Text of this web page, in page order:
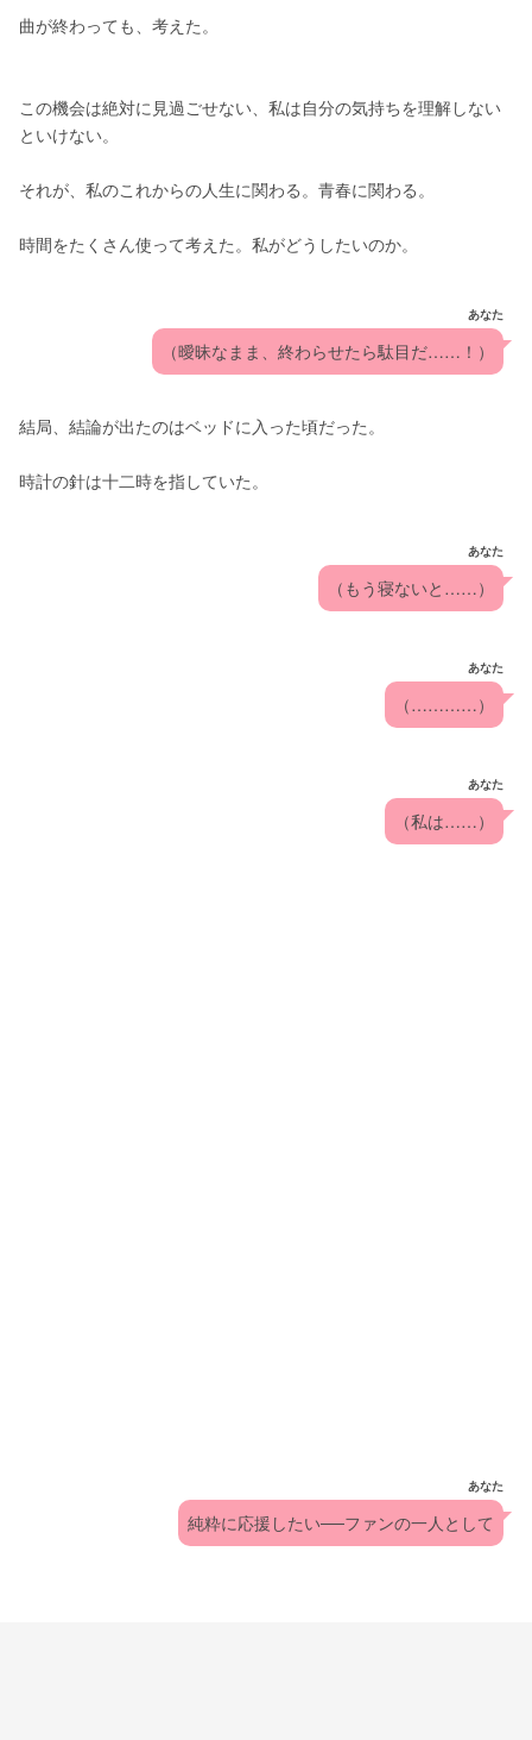
曲が終わっても、考えた。
この機会は絶対に見過ごせない、私は自分の気持ちを理解しない
といけない。
それが、私のこれからの人生に関わる。青春に関わる。
時間をたくさん使って考えた。私がどうしたいのか。
あなた
（曖昧なまま、終わらせたら駄目だ……！）
結局、結論が出たのはベッドに入った頃だった。
時計の針は十二時を指していた。
あなた
（もう寝ないと……）
あなた
（…………）
あなた
（私は……）
あなた
純粋に応援したい──ファンの一人として